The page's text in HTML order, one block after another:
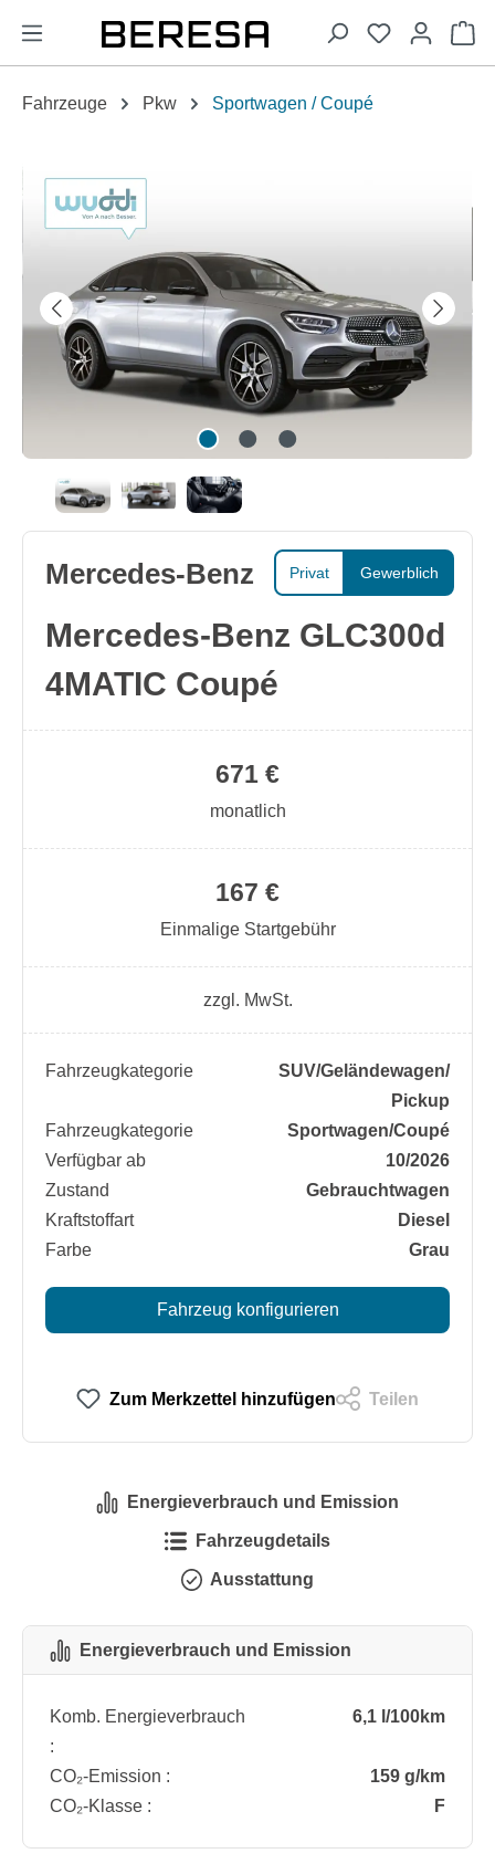
springen
Fahrzeuge Pkw Sportwagen / Coupé
Bildergalerie überspringen
Privat Gewerblich
Mercedes-Benz
Mercedes-Benz GLC300d
4MATIC Coupé
167 €
Einmalige Startgebühr
671 €
monatlich
zzgl. MwSt.
Fahrzeugkategorie
SUV/​Geländewagen/​
Pickup
Fahrzeugkategorie
Sportwagen/​Coupé
Verfügbar ab
10/2026
Zustand
Gebrauchtwagen
Kraftstoffart
Diesel
Farbe
Grau
Fahrzeug konfigurieren
Zum Merkzettel hinzufügen Teilen
Energieverbrauch und Emission
Fahrzeugdetails
Ausstattung
Energieverbrauch und Emission
Komb. Energieverbrauch
:
6,1 l/100km
CO₂-Emission :
159 g/km
CO₂-Klasse :
F